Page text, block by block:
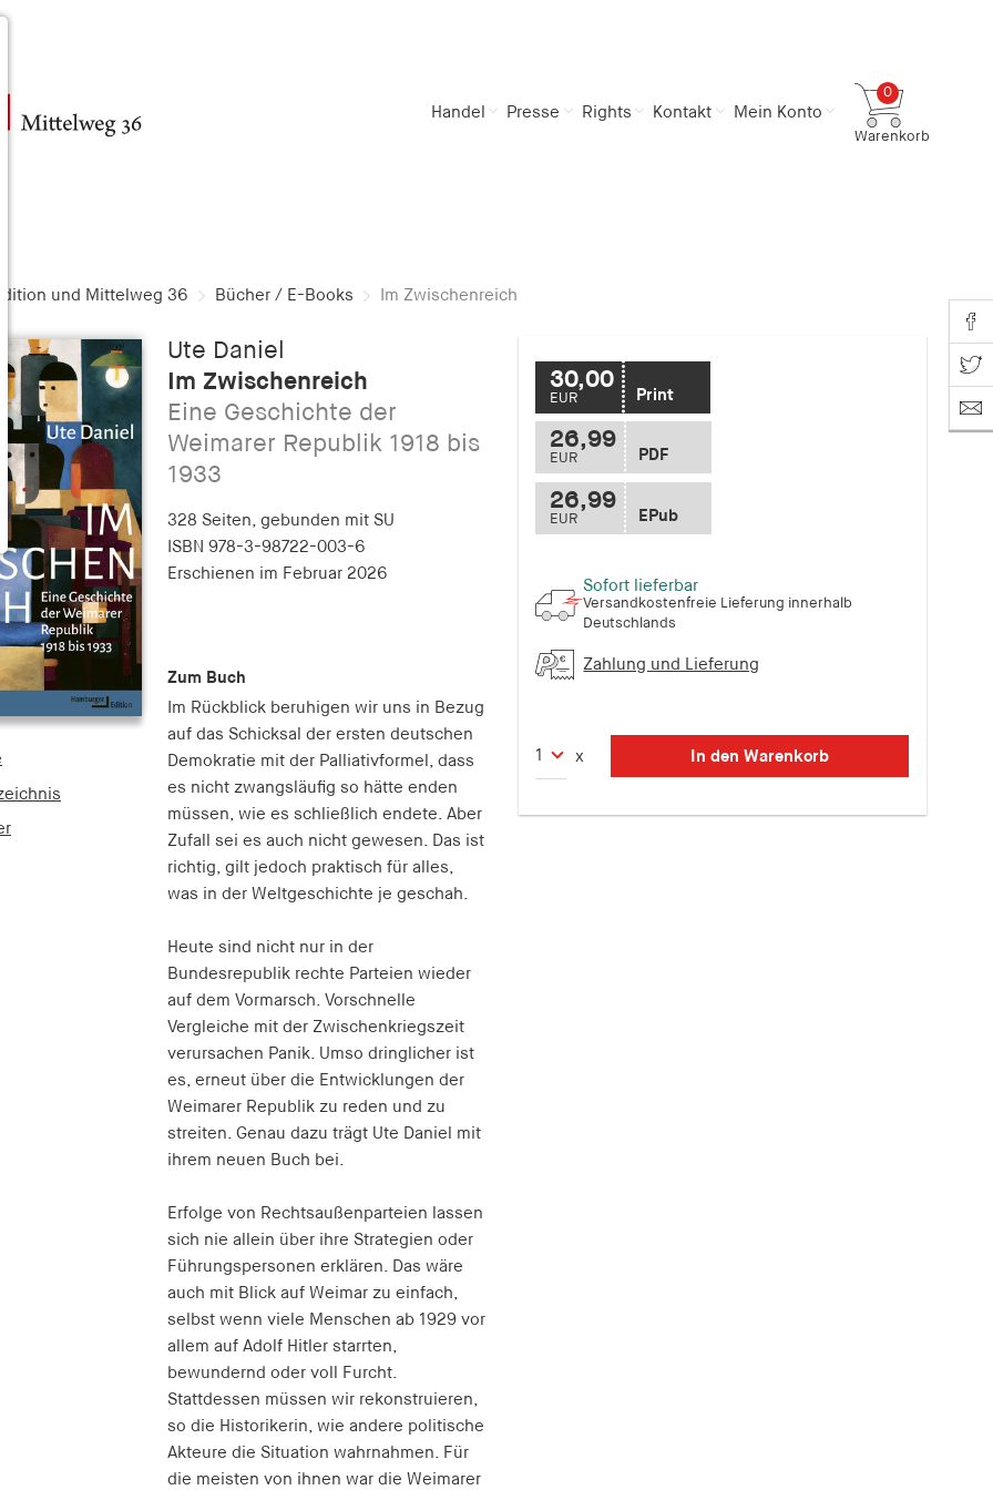
Handel Presse Rights Kontakt Mein Konto
0
Warenkorb
und Mittelweg 36 Bücher / E-Books Im Zwischenreich
Ute Daniel
Im Zwischenreich
Eine Geschichte der
Weimarer Republik 1918 bis
1933
328 Seiten, gebunden mit SU
ISBN 978-3-98722-003-6
Erschienen im Februar 2026
Zum Buch
Im Rückblick beruhigen wir uns in Bezug
auf das Schicksal der ersten deutschen
Demokratie mit der Palliativformel, dass
es nicht zwangsläufig so hätte enden
müssen, wie es schließlich endete. Aber
Zufall sei es auch nicht gewesen. Das ist
richtig, gilt jedoch praktisch für alles,
was in der Weltgeschichte je geschah.
Heute sind nicht nur in der
Bundesrepublik rechte Parteien wieder
auf dem Vormarsch. Vorschnelle
Vergleiche mit der Zwischenkriegszeit
verursachen Panik. Umso dringlicher ist
es, erneut über die Entwicklungen der
Weimarer Republik zu reden und zu
streiten. Genau dazu trägt Ute Daniel mit
ihrem neuen Buch bei.
Erfolge von Rechtsaußenparteien lassen
sich nie allein über ihre Strategien oder
Führungspersonen erklären. Das wäre
auch mit Blick auf Weimar zu einfach,
selbst wenn viele Menschen ab 1929 vor
allem auf Adolf Hitler starrten,
bewundernd oder voll Furcht.
Stattdessen müssen wir rekonstruieren,
so die Historikerin, wie andere politische
Akteure die Situation wahrnahmen. Für
die meisten von ihnen war die Weimarer
30,00
EUR Print
26,99
EUR PDF
26,99
EUR EPub
Sofort lieferbar
Versandkostenfreie Lieferung innerhalb
Deutschlands
Zahlung und Lieferung
x In den Warenkorb
Share
Share on